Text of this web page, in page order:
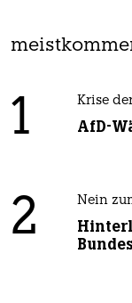
1 Krise
AfD-
2 Nein